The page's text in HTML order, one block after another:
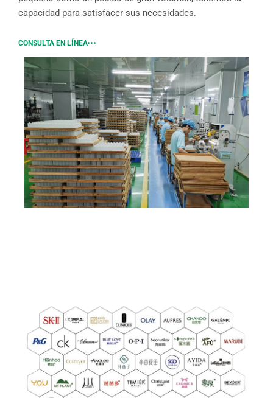
capacidad para satisfacer sus necesidades.
CONSULTA EN LÍNEA